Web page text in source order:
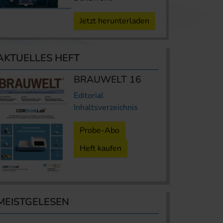
Jetzt herunterladen
HEFT
BRAUWELT 16
Editorial
Inhaltsverzeichnis
Probe-Abo
Heft kaufen